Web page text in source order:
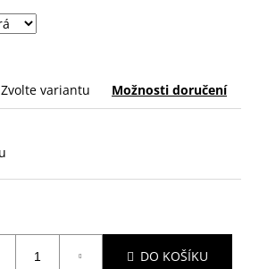
Zvolte variantu Možnosti doručení
DO KOŠÍKU